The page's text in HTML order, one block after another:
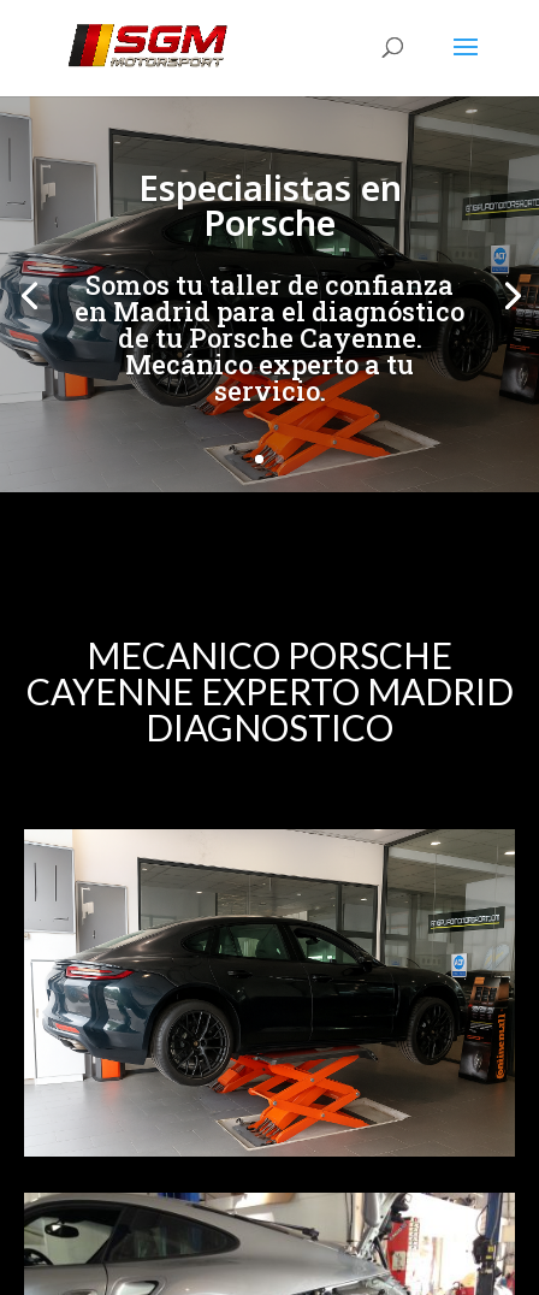
Especialistas en
Porsche
Somos tu taller de confianza
en Madrid para el diagnóstico
de tu Porsche Cayenne.
Mecánico experto a tu
servicio.
[/et_pb_slide]
MECANICO PORSCHE
CAYENNE EXPERTO MADRID
DIAGNOSTICO